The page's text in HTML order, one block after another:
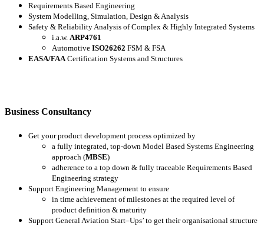
Requirements Based Engineering
System Modelling, Simulation, Design & Analysis
Safety & Reliability Analysis of Complex & Highly Integrated Systems
i.a.w. ARP4761
Automotive ISO26262 FSM & FSA
EASA/FAA Certification Systems and Structures
Business Consultancy
Get your product development process optimized by
a fully integrated, top-down Model Based Systems Engineering
approach (MBSE)
adherence to a top down & fully traceable Requirements Based
Engineering strategy
Support Engineering Management to ensure
in time achievement of milestones at the required level of
product definition & maturity
Support General Aviation Start–Ups’ to get their organisational structure